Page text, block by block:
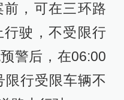
，可在三环路
驶，不受限行
警后，在06:00
限行受限车辆不